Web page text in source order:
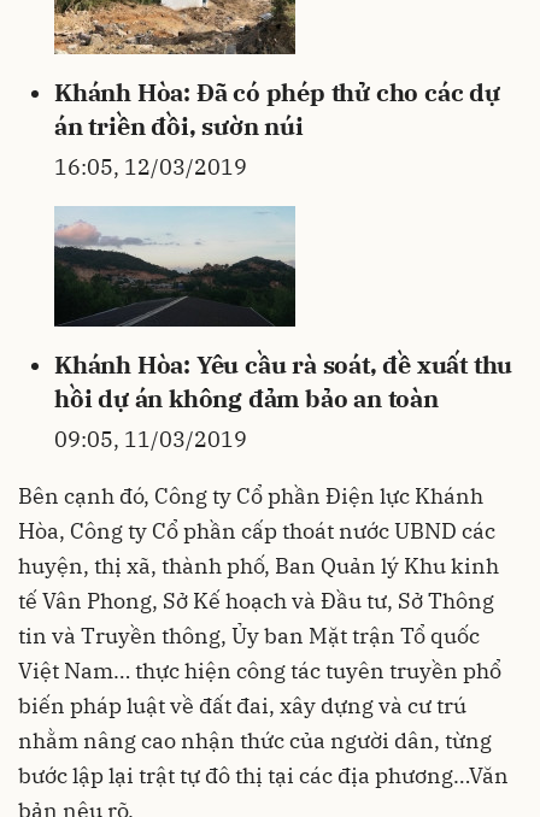
Khánh Hòa: Đã có phép thử cho các dự
án triền đồi, sườn núi
16:05, 12/03/2019
Khánh Hòa: Yêu cầu rà soát, đề xuất thu
hồi dự án không đảm bảo an toàn
09:05, 11/03/2019
Bên cạnh đó, Công ty Cổ phần Điện lực Khánh
Hòa, Công ty Cổ phần cấp thoát nước UBND các
huyện, thị xã, thành phố, Ban Quản lý Khu kinh
tế Vân Phong, Sở Kế hoạch và Đầu tư, Sở Thông
tin và Truyền thông, Ủy ban Mặt trận Tổ quốc
Việt Nam… thực hiện công tác tuyên truyền phổ
biến pháp luật về đất đai, xây dựng và cư trú
nhằm nâng cao nhận thức của người dân, từng
bước lập lại trật tự đô thị tại các địa phương…Văn
bản nêu rõ.